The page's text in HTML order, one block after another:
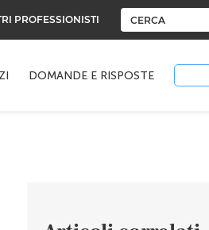
PROFESSIONISTI
DOMANDE E RISPOSTE